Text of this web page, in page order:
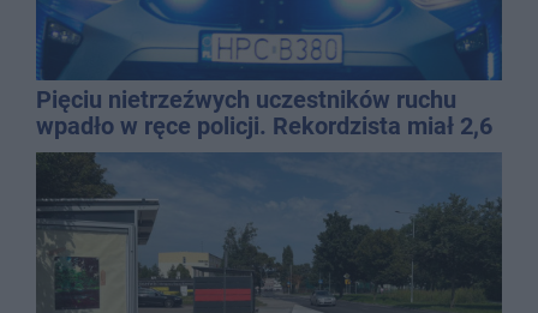
Pięciu nietrzeźwych uczestników ruchu
wpadło w ręce policji. Rekordzista miał 2,6
promila